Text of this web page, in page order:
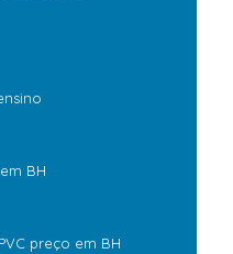
BH
preço em BH